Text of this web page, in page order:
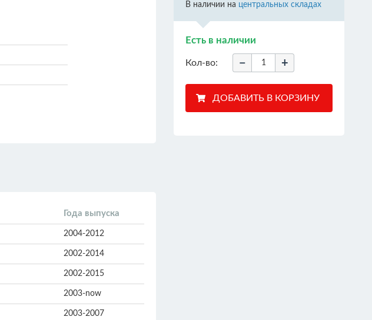
Года выпуска
2004-2012
2002-2014
2002-2015
2003-now
2003-2007
В наличии на центральных складах
Есть в наличии
Кол-во: − +